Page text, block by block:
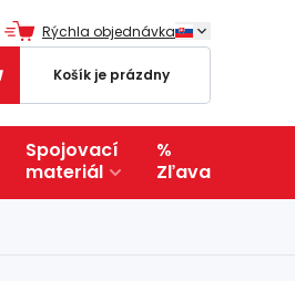
Rýchla objednávka
Košík je prázdny
Spojovací
materiál
%
Zľava